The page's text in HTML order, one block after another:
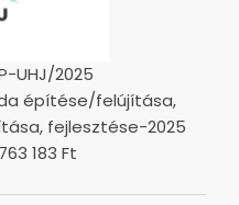
UHJ/2025
építése/felújítása,
fejlesztése-2025
183 Ft